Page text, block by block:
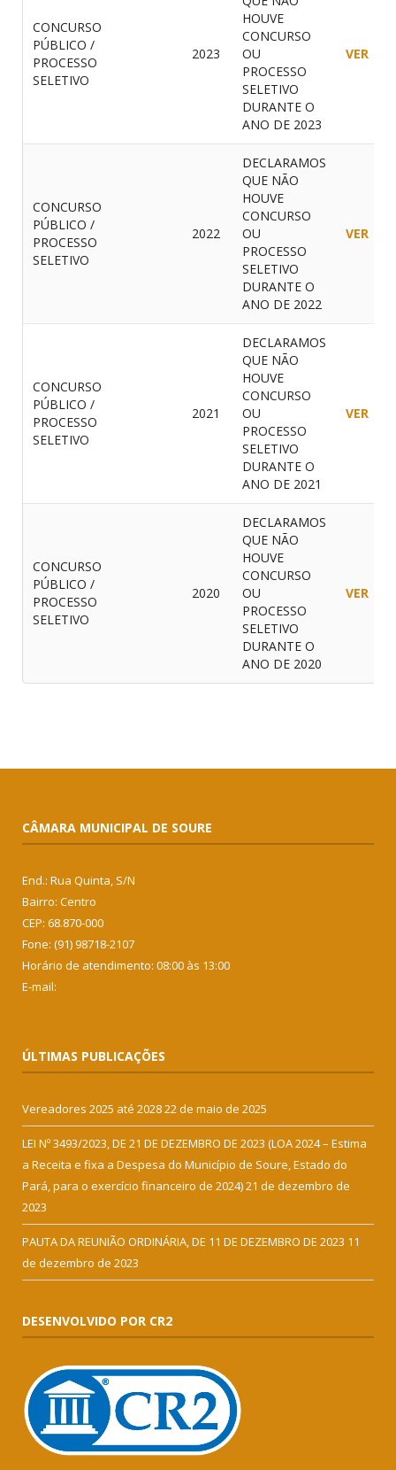
CONCURSO
PÚBLICO /
PROCESSO
SELETIVO
2023
HOUVE
CONCURSO
OU
PROCESSO
SELETIVO
DURANTE O
ANO DE 2023
VER
CONCURSO
PÚBLICO /
PROCESSO
SELETIVO
2022
DECLARAMOS
QUE NÃO
HOUVE
CONCURSO
OU
PROCESSO
SELETIVO
DURANTE O
ANO DE 2022
VER
CONCURSO
PÚBLICO /
PROCESSO
SELETIVO
2021
DECLARAMOS
QUE NÃO
HOUVE
CONCURSO
OU
PROCESSO
SELETIVO
DURANTE O
ANO DE 2021
VER
CONCURSO
PÚBLICO /
PROCESSO
SELETIVO
2020
DECLARAMOS
QUE NÃO
HOUVE
CONCURSO
OU
PROCESSO
SELETIVO
DURANTE O
ANO DE 2020
VER
CÂMARA MUNICIPAL DE SOURE
End.: Rua Quinta, S/N
Bairro: Centro
CEP: 68.870-000
Fone: (91) 98718-2107
Horário de atendimento: 08:00 às 13:00
E-mail:
ÚLTIMAS PUBLICAÇÕES
Vereadores 2025 até 202822 de maio de 2025
LEI Nº 3493/2023, DE 21 DE DEZEMBRO DE 2023 (LOA 2024 – Estima
a Receita e fixa a Despesa do Município de Soure, Estado do
Pará, para o exercício financeiro de 2024)21 de dezembro de
2023
PAUTA DA REUNIÃO ORDINÁRIA, DE 11 DE DEZEMBRO DE 2023 11
de dezembro de 2023
DESENVOLVIDO POR CR2